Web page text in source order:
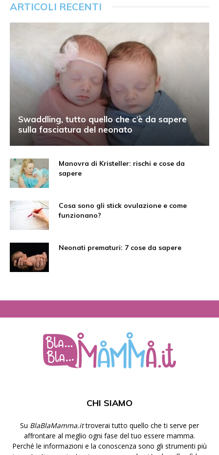
ARTICOLI RECENTI
Swaddling, tutto quello che c’è da sapere
sulla fasciatura del neonato
Manovra di Kristeller: rischi e cose da
sapere
Cosa sono gli stick ovulazione e come
funzionano?
Neonati prematuri: 7 cose da sapere
CHI SIAMO
Su BlaBlaMamma.ittroverai tutto quello che ti serve per
affrontare al meglio ogni fase del tuo essere mamma.
Perché le informazioni e la conoscenza sono gli strumenti più